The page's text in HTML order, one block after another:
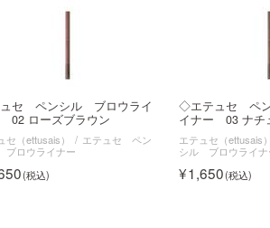
ュセ ペンシル ブロウライ
02 ローズブラウン
セ（ettusais）
エテュセ ペン
ロウライナー
◇エテュセ ペ
イナー 03 ナチ
エテュセ（ettusais）
シル ブロウライナ
1,650